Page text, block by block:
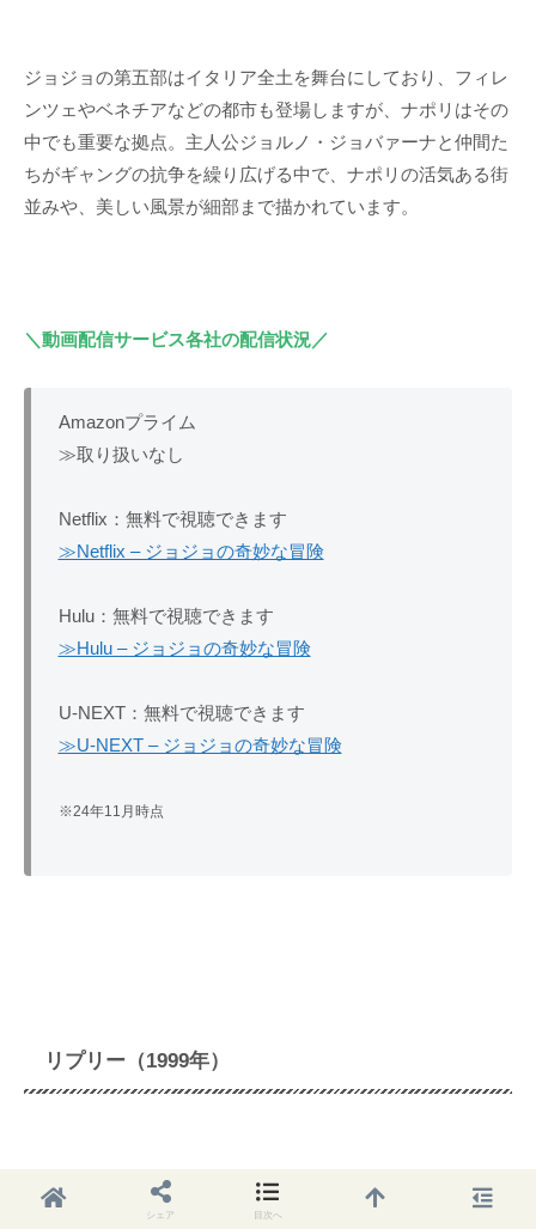
ジョジョの第五部はイタリア全土を舞台にしており、フィレ
ンツェやベネチアなどの都市も登場しますが、ナポリはその
中でも重要な拠点。主人公ジョルノ・ジョバァーナと仲間た
ちがギャングの抗争を繰り広げる中で、ナポリの活気ある街
並みや、美しい風景が細部まで描かれています。
＼動画配信サービス各社の配信状況／
Amazonプライム
≫取り扱いなし
Netflix：無料で視聴できます
≫Netflix – ジョジョの奇妙な冒険
Hulu：無料で視聴できます
≫Hulu – ジョジョの奇妙な冒険
U-NEXT：無料で視聴できます
≫U-NEXT – ジョジョの奇妙な冒険
※24年11月時点
リプリー（1999年）
シェア 目次へ